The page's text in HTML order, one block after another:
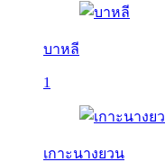
บาหลี
1
เกาะนางยวน